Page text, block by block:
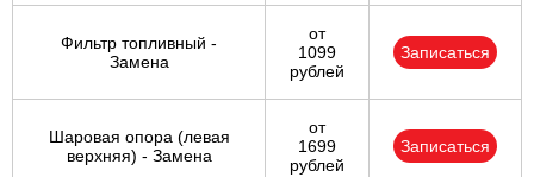
Фильтр топливный -
Замена
от
1099
рублей
Записаться
Шаровая опора (левая
верхняя) - Замена
от
1699
рублей
Записаться